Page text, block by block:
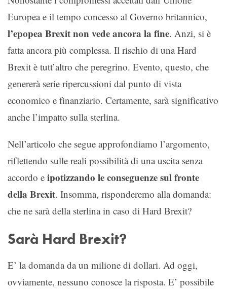
Europea e il tempo concesso al Governo britannico,
l’epopea Brexit non vede ancora la fine. Anzi, si è
fatta ancora più complessa. Il rischio di una Hard
Brexit è tutt’altro che peregrino. Evento, questo, che
genererà serie ripercussioni dal punto di vista
economico e finanziario. Certamente, sarà significativo
anche l’impatto sulla sterlina.
Nell’articolo che segue approfondiamo l’argomento,
riflettendo sulle reali possibilità di una uscita senza
accordo e ipotizzando le conseguenze sul fronte
della Brexit. Insomma, risponderemo alla domanda:
che ne sarà della sterlina in caso di Hard Brexit?
Sarà Hard Brexit?
E’ la domanda da un milione di dollari. Ad oggi,
ovviamente, nessuno conosce la risposta. E’ possibile